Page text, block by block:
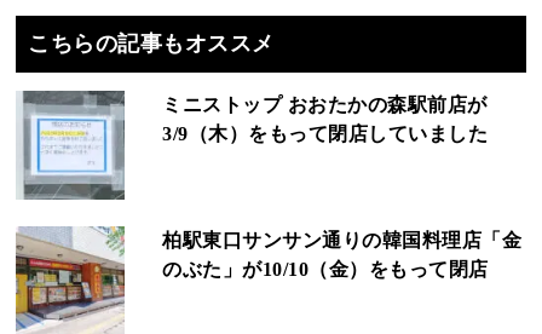
こちらの記事もオススメ
ミニストップ おおたかの森駅前店が
3/9（木）をもって閉店していました
柏駅東口サンサン通りの韓国料理店「金
のぶた」が10/10（金）をもって閉店